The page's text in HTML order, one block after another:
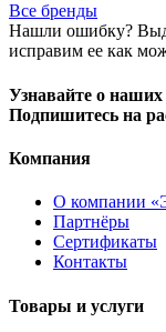
Все бренды
Нашли ошибку?
исправим ее как
Узнавайте о
Подпишитесь на
Компания
О компании
Партнёры
Сертификаты
Контакты
Товары и услуги